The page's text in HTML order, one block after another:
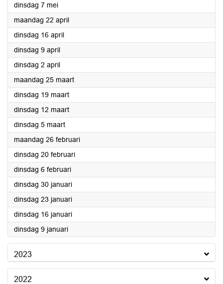
dinsdag 7 mei2024
maandag 22 april2024
dinsdag 16 april2024
dinsdag 9 april2024
dinsdag 2 april2024
maandag 25 maart2024
dinsdag 19 maart2024
dinsdag 12 maart2024
dinsdag 5 maart2024
maandag 26 februari2024
dinsdag 20 februari2024
dinsdag 6 februari2024
dinsdag 30 januari2024
dinsdag 23 januari2024
dinsdag 16 januari2024
dinsdag 9 januari2024
2023
2022